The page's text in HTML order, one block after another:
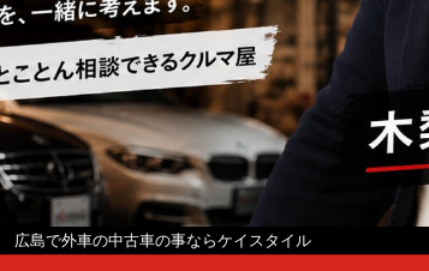
広島で外車の中古車の事ならケイスタイル